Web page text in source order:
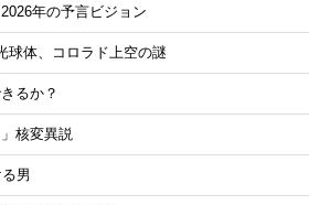
年の予言ビジョン
球体、コロラド上空の謎
るか？
核変異説
男